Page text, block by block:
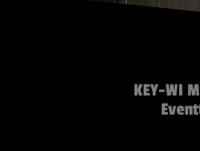
KEY-WI